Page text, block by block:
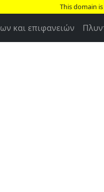
This domain
και επιφανειών